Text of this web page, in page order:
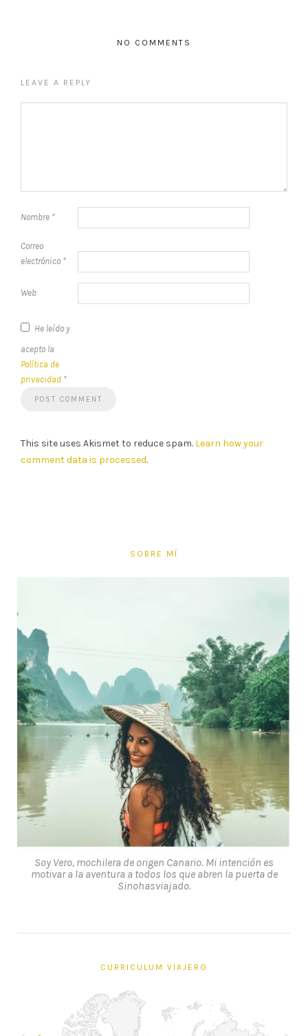
NO COMMENTS
LEAVE A REPLY
Nombre *
Correo
electrónico *
Web
He leído y
acepto la
Política de
privacidad *
This site uses Akismet to reduce spam. Learn how your
comment data is processed.
SOBRE MÍ
Soy Vero, mochilera de origen Canario. Mi intención es
motivar a la aventura a todos los que abren la puerta de
Sinohasviajado.
CURRICULUM VIAJERO